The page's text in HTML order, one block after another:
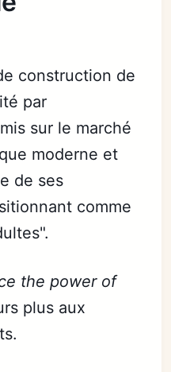
construction de
par
sur le marché
moderne et
de ses
comme
the power of
plus aux